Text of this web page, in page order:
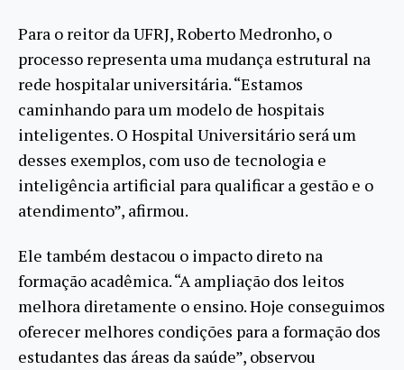
Para o reitor da UFRJ, Roberto Medronho, o
processo representa uma mudança estrutural na
rede hospitalar universitária. “Estamos
caminhando para um modelo de hospitais
inteligentes. O Hospital Universitário será um
desses exemplos, com uso de tecnologia e
inteligência artificial para qualificar a gestão e o
atendimento”, afirmou.
Ele também destacou o impacto direto na
formação acadêmica. “A ampliação dos leitos
melhora diretamente o ensino. Hoje conseguimos
oferecer melhores condições para a formação dos
estudantes das áreas da saúde”, observou